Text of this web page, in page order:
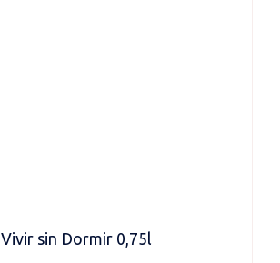
Vivir sin Dormir 0,75l